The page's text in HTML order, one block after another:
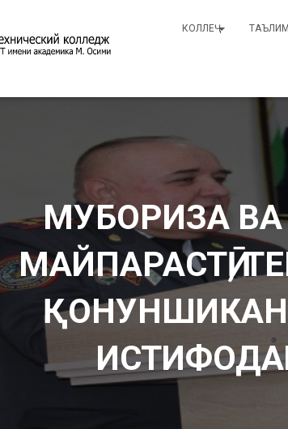
КОЛЛЕҶ ТАЪЛИМ
МУБОРИЗА
МАЙПАРАСТӢ,